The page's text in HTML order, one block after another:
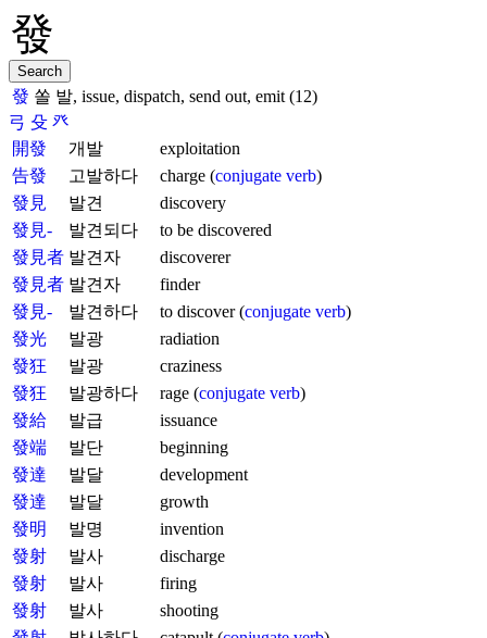
發 쏠 발, issue, dispatch, send out, emit (12)
弓 殳 癶
開發
개발
exploitation
告發
고발하다 charge (conjugate verb)
發見
발견
discovery
發見-
발견되다
to be discovered
發見者 발견자
discoverer
發見者 발견자
finder
發見-
발견하다 to discover (conjugate verb)
發光
발광
radiation
發狂
발광
craziness
發狂
발광하다 rage (conjugate verb)
發給
발급
issuance
發端
발단
beginning
發達
발달
development
發達
발달
growth
發明
발명
invention
發射
발사
discharge
發射
발사
firing
發射
발사
shooting